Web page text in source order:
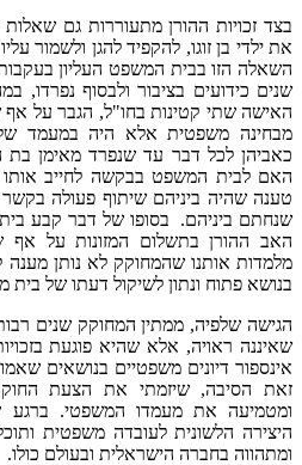
בצד זכויות ההורן מתעוררות גם שאלות
את ילדי בן זוגו, להקפיד להגן ולשמור
השאלה הזו בבית המשפט העליון בעקבות
שנים כידועים בציבור ולבסוף נפרדו,
האישה שתי קטינות בחו"ל, הגבר על אף
מבחינה משפטית אלא היה במעמד
כאביהן לכל דבר עד שנפרד מאימן בת
האם לבית המשפט בבקשה לחייב אותו
טענה שהיה ביניהם שיתוף פעולה בקשר
שנחתם ביניהם. בסופו של דבר קבע
האב ההורן בתשלום המזונות על אף
מלמדות אותנו שהמחוקק לא נותן
בנושא פתוח ונתון לשיקול דעתו של בית
הגישה שלפיה, ממתין המחוקק שנים
שאיננה ראויה, אלא שהיא פוגעת
אינספור דיונים משפטיים בנושאים
זאת הסיבה, שיזמתי את הצעת
ומטמיעה את מעמדו המשפטי.
היצירה הלשונית לעובדה משפטית
ומתהווה בחברה הישראלית ובעולם כולו.